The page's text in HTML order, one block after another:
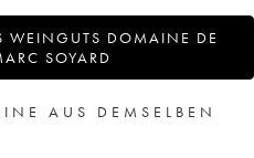
WEINGUTS DOMAINE DE
SOYARD
AUS DEMSELBEN